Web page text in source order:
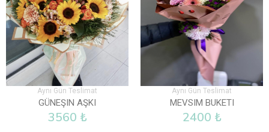
Aynı Gün Teslimat
GÜNEŞIN AŞKI
3560 ₺
Aynı Gün Teslimat
MEVSIM BUKETI
2400 ₺